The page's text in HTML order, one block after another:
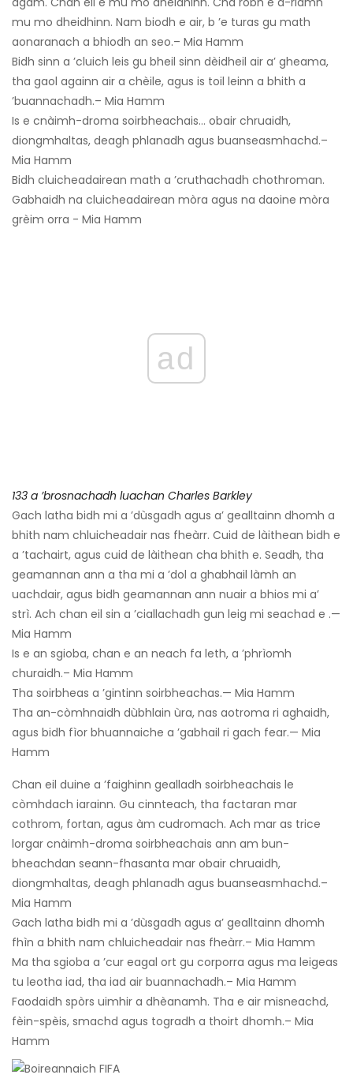
mu mo dheidhinn. Nam biodh e air, b ’e turas gu math
aonaranach a bhiodh an seo.– Mia Hamm
Bidh sinn a ’cluich leis gu bheil sinn dèidheil air a’ gheama,
tha gaol againn air a chèile, agus is toil leinn a bhith a
’buannachadh.– Mia Hamm
Is e cnàimh-droma soirbheachais… obair chruaidh,
diongmhaltas, deagh phlanadh agus buanseasmhachd.–
Mia Hamm
Bidh cluicheadairean math a ’cruthachadh chothroman.
Gabhaidh na cluicheadairean mòra agus na daoine mòra
grèim orra - Mia Hamm
ad
133 a ’brosnachadh luachan Charles Barkley
Gach latha bidh mi a ’dùsgadh agus a’ gealltainn dhomh a
bhith nam chluicheadair nas fheàrr. Cuid de làithean bidh e
a ’tachairt, agus cuid de làithean cha bhith e. Seadh, tha
geamannan ann a tha mi a ’dol a ghabhail làmh an
uachdair, agus bidh geamannan ann nuair a bhios mi a’
strì. Ach chan eil sin a ’ciallachadh gun leig mi seachad e .—
Mia Hamm
Is e an sgioba, chan e an neach fa leth, a ’phrìomh
churaidh.– Mia Hamm
Tha soirbheas a ’gintinn soirbheachas.— Mia Hamm
Tha an-còmhnaidh dùbhlain ùra, nas aotroma ri aghaidh,
agus bidh fìor bhuannaiche a ’gabhail ri gach fear.— Mia
Hamm
Chan eil duine a ’faighinn gealladh soirbheachais le
còmhdach iarainn. Gu cinnteach, tha factaran mar
cothrom, fortan, agus àm cudromach. Ach mar as trice
lorgar cnàimh-droma soirbheachais ann am bun-
bheachdan seann-fhasanta mar obair chruaidh,
diongmhaltas, deagh phlanadh agus buanseasmhachd.–
Mia Hamm
Gach latha bidh mi a ’dùsgadh agus a’ gealltainn dhomh
fhìn a bhith nam chluicheadair nas fheàrr.– Mia Hamm
Ma tha sgioba a ’cur eagal ort gu corporra agus ma leigeas
tu leotha iad, tha iad air buannachadh.– Mia Hamm
Faodaidh spòrs uimhir a dhèanamh. Tha e air misneachd,
fèin-spèis, smachd agus togradh a thoirt dhomh.– Mia
Hamm